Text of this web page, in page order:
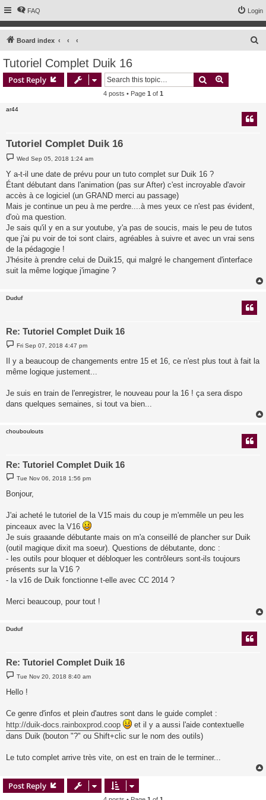
FAQ Login
Board index
Tutoriel Complet Duik 16
Post Reply Search
4 posts • Page 1 of 1
ar44
Tutoriel Complet Duik 16
P
o
t
Wed Sep 05, 2018 1:24 am
Y a-t-il une date de prévu pour un tuto complet sur Duik 16 ?
Étant débutant dans l'animation (pas sur After) c'est incroyable d'avoir
accès à ce logiciel (un GRAND merci au passage)
Mais je continue un peu à me perdre....à mes yeux ce n'est pas évident,
d'où ma question.
Je sais qu'il y en a sur youtube, y'a pas de soucis, mais le peu de tutos
que j'ai pu voir de toi sont clairs, agréables à suivre et avec un vrai sens
de la pédagogie !
J'hésite à prendre celui de Duik15, qui malgré le changement d'interface
suit la même logique j'imagine ?
Duduf
Re: Tutoriel Complet Duik 16
P
o
t
Fri Sep 07, 2018 4:47 pm
Il y a beaucoup de changements entre 15 et 16, ce n'est plus tout à fait la
même logique justement...
Je suis en train de l'enregistrer, le nouveau pour la 16 ! ça sera dispo
dans quelques semaines, si tout va bien...
chouboulouts
Re: Tutoriel Complet Duik 16
P
o
t
Tue Nov 06, 2018 1:56 pm
Bonjour,
J'ai acheté le tutoriel de la V15 mais du coup je m'emmêle un peu les
pinceaux avec la V16
Je suis graaande débutante mais on m'a conseillé de plancher sur Duik
(outil magique dixit ma soeur). Questions de débutante, donc :
- les outils pour bloquer et débloquer les contrôleurs sont-ils toujours
présents sur la V16 ?
- la v16 de Duik fonctionne t-elle avec CC 2014 ?
Merci beaucoup, pour tout !
Duduf
Re: Tutoriel Complet Duik 16
P
o
s
t
Tue Nov 20, 2018 8:40 am
Hello !
Ce genre d'infos et plein d'autres sont dans le guide complet :
http://duik-docs.rainboxprod.coop
et il y a aussi l'aide contextuelle
dans Duik (bouton "?" ou Shift+clic sur le nom des outils)
Le tuto complet arrive très vite, on est en train de le terminer...
Post Reply